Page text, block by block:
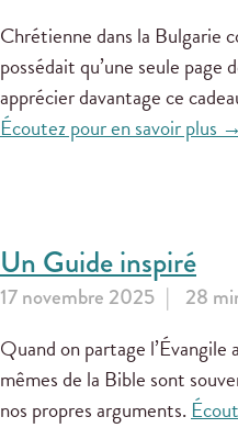
Chrétienne dans la Bulgarie
possédait qu’une seule page
apprécier davantage ce
Écoutez pour en savoir plus →
Un Guide inspiré
17 novembre 2025 28
Quand on partage l’Évangile
mêmes de la Bible sont
nos propres arguments.